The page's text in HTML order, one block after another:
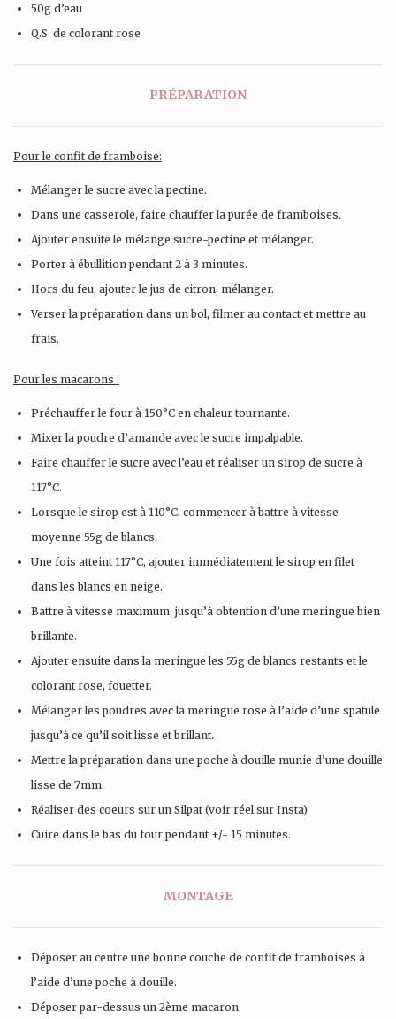
50g d’eau
Q.S. de colorant rose
PRÉPARATION
Pour le confit de framboise:
Mélanger le sucre avec la pectine.
Dans une casserole, faire chauffer la purée de framboises.
Ajouter ensuite le mélange sucre-pectine et mélanger.
Porter à ébullition pendant 2 à 3 minutes.
Hors du feu, ajouter le jus de citron, mélanger.
Verser la préparation dans un bol, filmer au contact et mettre au
frais.
Pour les macarons :
Préchauffer le four à 150°C en chaleur tournante.
Mixer la poudre d’amande avec le sucre impalpable.
Faire chauffer le sucre avec l’eau et réaliser un sirop de sucre à
117°C.
Lorsque le sirop est à 110°C, commencer à battre à vitesse
moyenne 55g de blancs.
Une fois atteint 117°C, ajouter immédiatement le sirop en filet
dans les blancs en neige.
Battre à vitesse maximum, jusqu’à obtention d’une meringue bien
brillante.
Ajouter ensuite dans la meringue les 55g de blancs restants et le
colorant rose, fouetter.
Mélanger les poudres avec la meringue rose à l’aide d’une spatule
jusqu’à ce qu’il soit lisse et brillant.
Mettre la préparation dans une poche à douille munie d’une douille
lisse de 7mm.
Réaliser des coeurs sur un Silpat (voir réel sur Insta)
Cuire dans le bas du four pendant +/- 15 minutes.
MONTAGE
Déposer au centre une bonne couche de confit de framboises à
l’aide d’une poche à douille.
Déposer par-dessus un 2ème macaron.